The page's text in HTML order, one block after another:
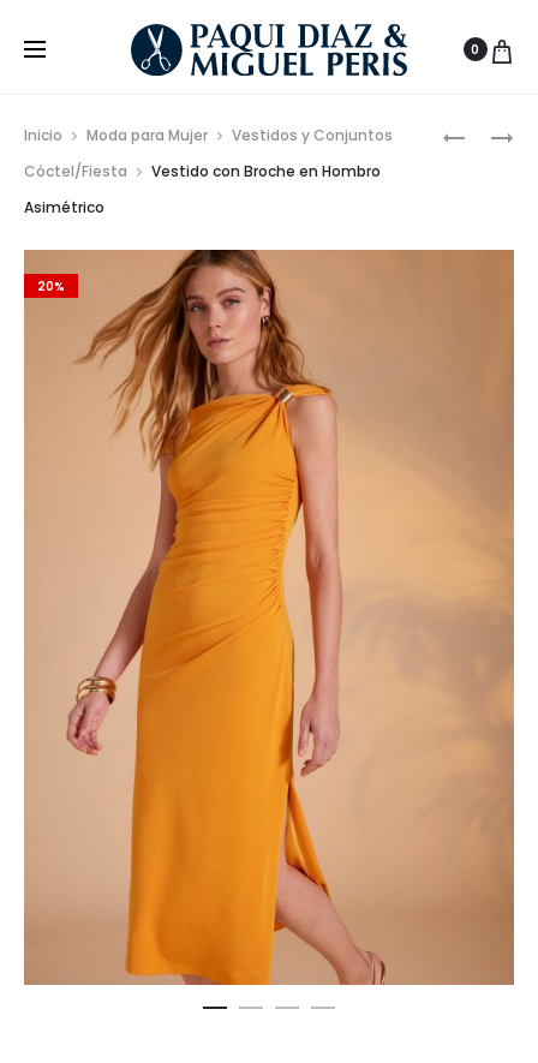
0
ESTILO
VESTIDO
Inicio Moda para Mujer
Vestidos y Conjuntos
Cóctel/Fiesta
Vestido con Broche en Hombro
Asimétrico
20%